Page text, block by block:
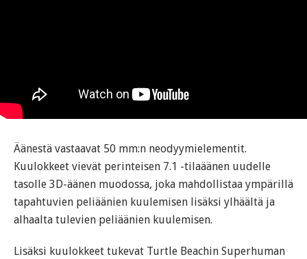
Äänestä vastaavat 50 mm:n neodyymielementit.
Kuulokkeet vievät perinteisen 7.1 -tilaäänen uudelle
tasolle 3D-äänen muodossa, joka mahdollistaa ympärillä
tapahtuvien peliäänien kuulemisen lisäksi ylhäältä ja
alhaalta tulevien peliäänien kuulemisen.
Lisäksi kuulokkeet tukevat Turtle Beachin Superhuman